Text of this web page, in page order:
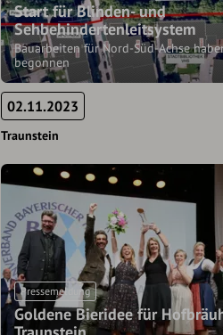
Start für Blinden- und
Sehbehindertenleitsystem
Bauarbeiten für Nord-Süd-Achse
begonnen
02.11.2023
Traunstein
Pressemeldung
Goldene Bieridee für